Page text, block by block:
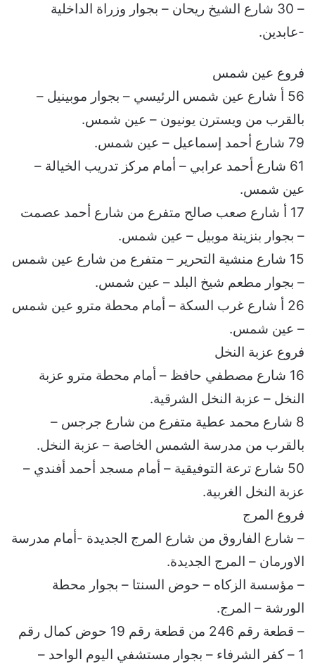
– 30 شارع الشيخ ريحان – بجوار وزراة الداخلية
-عابدين.
فروع عين شمس
56 أ شارع عين شمس الرئيسي – بجوار موبينيل –
بالقرب من ويسترن يونيون – عين شمس.
79 شارع أحمد إسماعيل – عين شمس.
61 شارع أحمد عرابي – أمام مركز تدريب الخيالة –
عين شمس.
17 أ شارع صعب صالح متفرع من شارع أحمد عصمت
– بجوار بنزينة موبيل – عين شمس.
15 شارع منشية التحرير – متفرع من شارع عين شمس
– بجوار مطعم شيخ البلد – عين شمس.
26 أ شارع غرب السكة – أمام محطة مترو عين شمس
– عين شمس.
فروع عزبة النخل
16 شارع مصطفي حافظ – أمام محطة مترو عزبة
النخل – عزبة النخل الشرقية.
8 شارع محمد عطية متفرع من شارع جرجس –
بالقرب من مدرسة الشمس الخاصة – عزبة النخل.
50 شارع ترعة التوفيقية – أمام مسجد أحمد أفندي –
عزبة النخل الغربية.
فروع المرج
– شارع الفاروق من شارع المرج الجديدة -أمام مدرسة
الاورمان – المرج الجديدة.
– مؤسسة الزكاه – حوض السنتا – بجوار محطة
الورشة – المرج.
– قطعة رقم 246 من قطعة رقم 19 حوض كمال رقم
1 – كفر الشرفاء – بجوار مستشفي اليوم الواحد –